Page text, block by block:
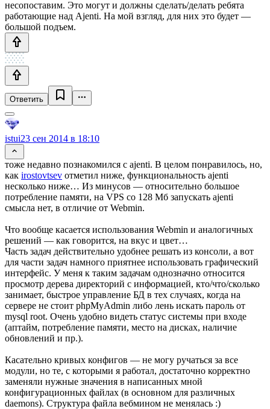
несопоставим. Это могут и должны сделать/делать ребята
работающие над Ajenti. На мой взгляд, для них это будет —
большой подъем.
Ответить
istui23 сен 2014 в 18:10
тоже недавно познакомился с ajenti. В целом понравилось, но,
как irostovtsev отметил ниже, функциональность ajenti
несколько ниже… Из минусов — относительно большое
потребление памяти, на VPS со 128 Мб запускать ajenti
смысла нет, в отличие от Webmin.
Что вообще касается использования Webmin и аналогичных
решений — как говорится, на вкус и цвет…
Часть задач действительно удобнее решать из консоли, а вот
для части задач намного приятнее использовать графический
интерфейс. У меня к таким задачам однозначно относится
просмотр дерева директорий с информацией, кто/что/сколько
занимает, быстрое управление БД в тех случаях, когда на
сервере не стоит phpMyAdmin либо лень искать пароль от
mysql root. Очень удобно видеть статус системы при входе
(аптайм, потребление памяти, место на дисках, наличие
обновлений и пр.).
Касательно кривых конфигов — не могу ручаться за все
модули, но те, с которыми я работал, достаточно корректно
заменяли нужные значения в написанных мной
конфигурационных файлах (в основном для различных
daemons). Структура файла вебмином не менялась :)